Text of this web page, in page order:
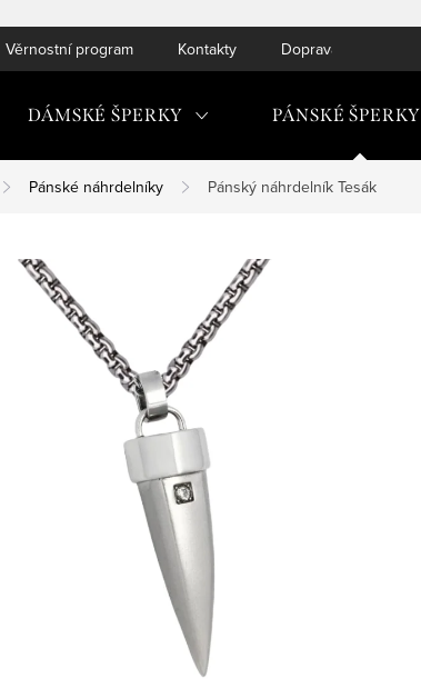
Věrnostní program Kontakty Doprava do ČR a SK
DÁMSKÉ ŠPERKY PÁNSKÉ ŠPERKY
Pánské náhrdelníky Pánský náhrdelník Tesák